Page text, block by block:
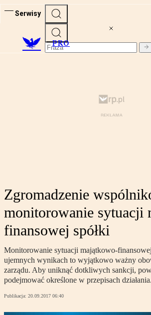
Serwisy
PRO
Zgromadzenie
monitorowanie sytuacji
finansowej spółki
Monitorowanie sytuacji majątkowo-
ujemnych wynikach to wyjątkowo ważny
zarządu. Aby uniknąć dotkliwych sankcji,
podejmować określone w przepisach działania.
Publikacja: 20.09.2017 06:40